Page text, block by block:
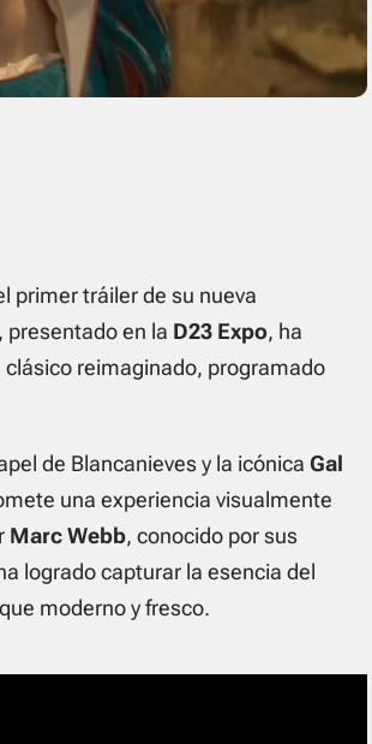
primer tráiler de su nueva
presentado en la D23 Expo, ha
reimaginado, programado
de Blancanieves y la icónica Gal
una experiencia visualmente
Marc Webb, conocido por sus
logrado capturar la esencia del
moderno y fresco.